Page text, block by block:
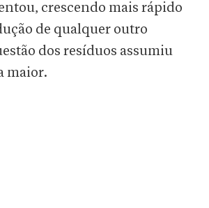
crescendo mais rápido
de qualquer outro
dos resíduos assumiu
maior.